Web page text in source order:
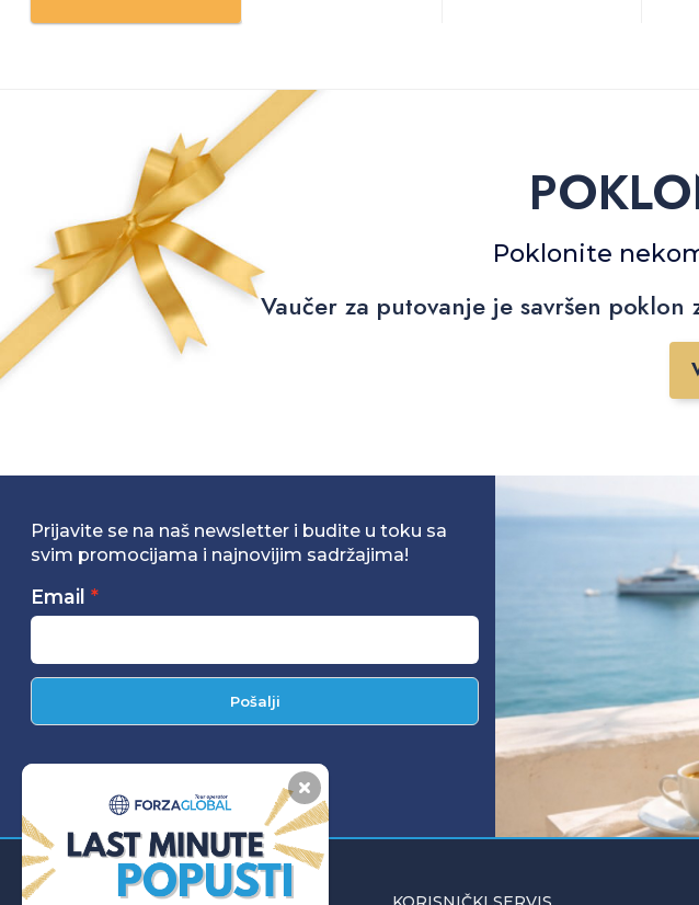
Poklonite
Vaučer za putovanje je savršen
Prijavite se na naš newsletter i budite u toku sa
svim promocijama i najnovijim sadržajima!
Email
Pošalji